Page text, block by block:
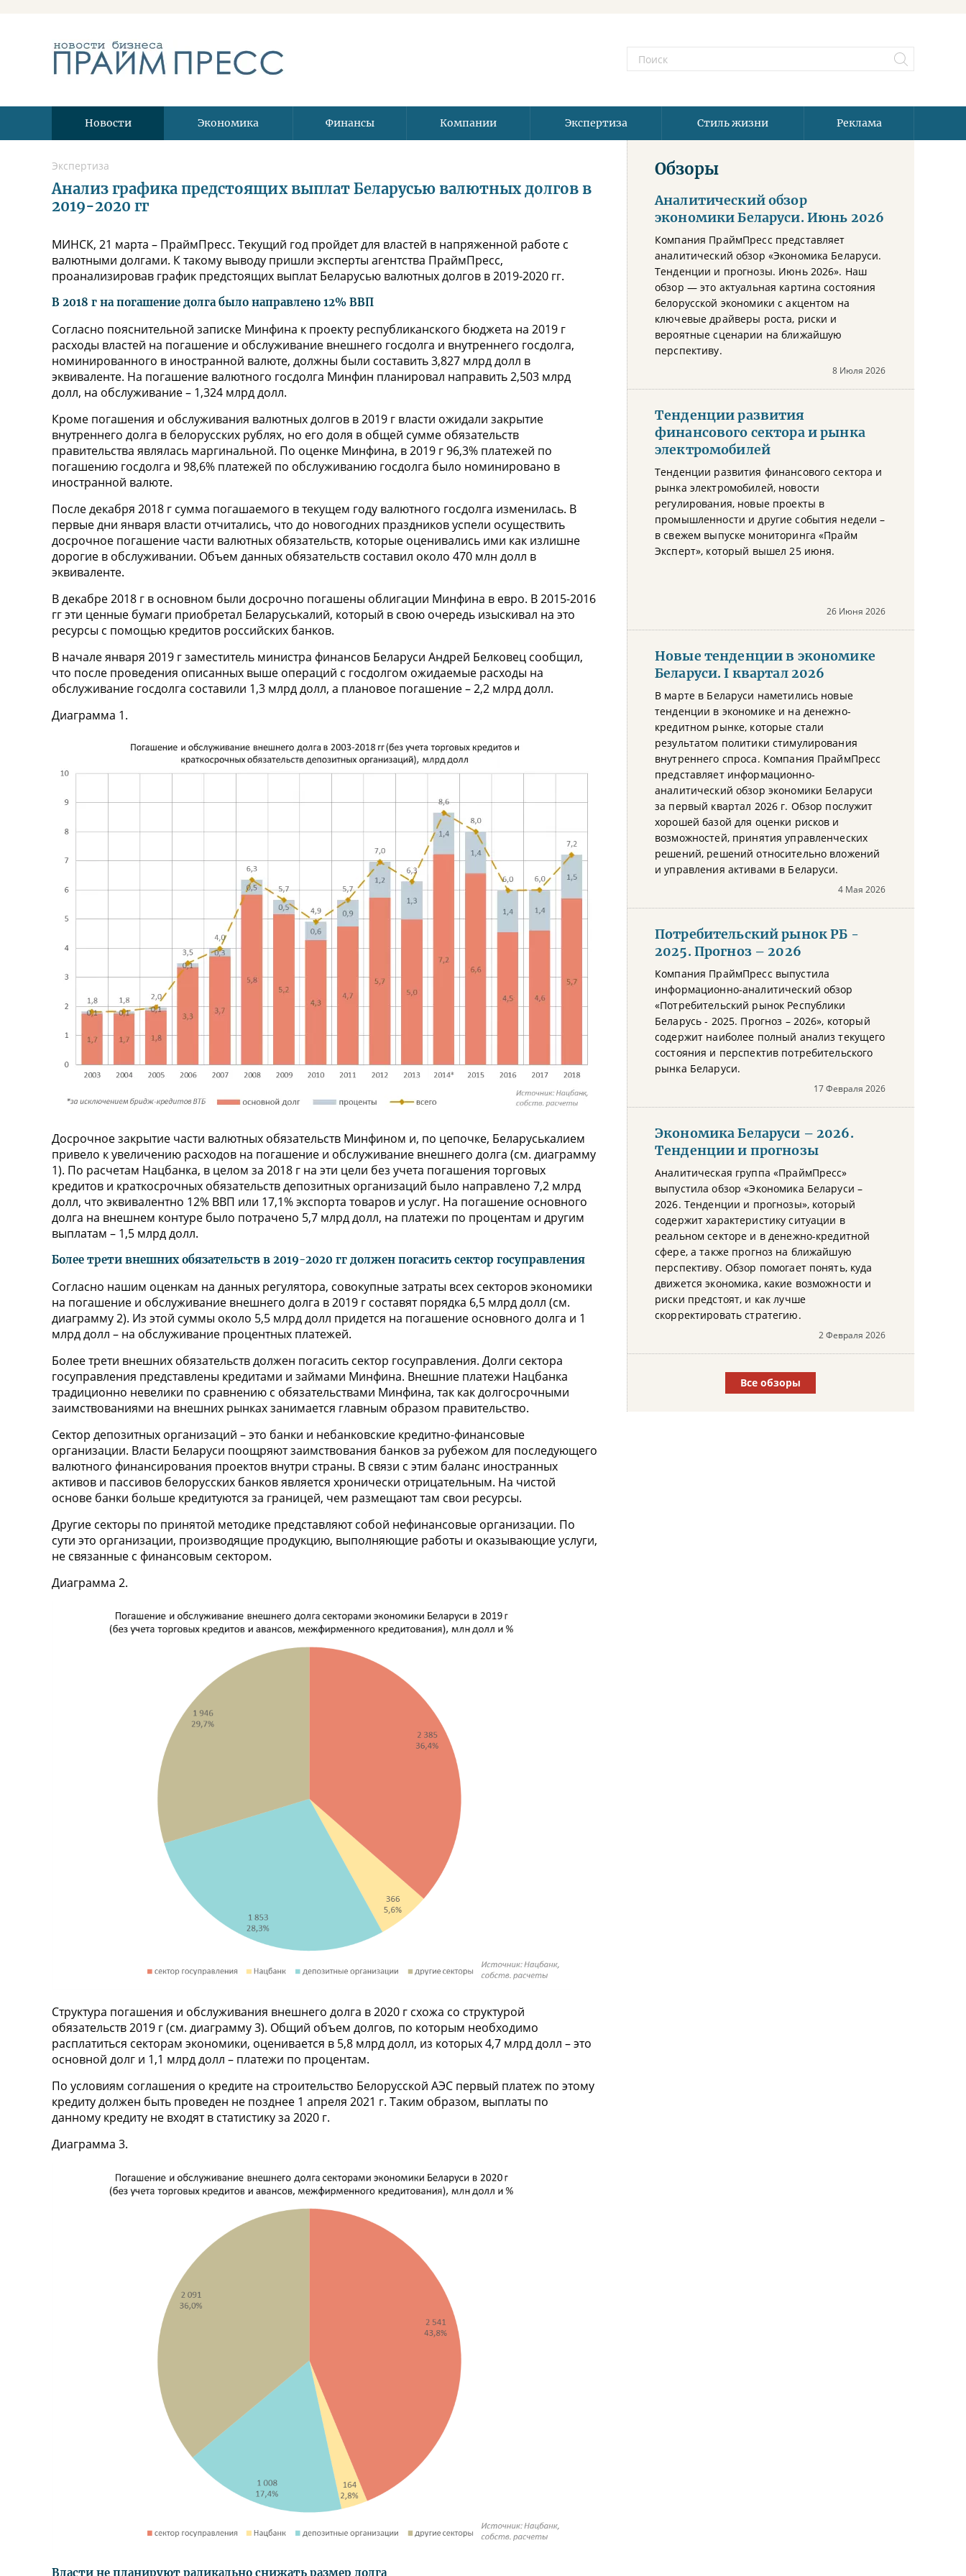
Новости Экономика Финансы Компании Экспертиза Стиль жизни Реклама
Экспертиза
Анализ графика предстоящих выплат Беларусью валютных долгов в
2019-2020 гг
МИНСК, 21 марта – ПраймПресс. Текущий год пройдет для властей в напряженной работе с
валютными долгами. К такому выводу пришли эксперты агентства ПраймПресс,
проанализировав график предстоящих выплат Беларусью валютных долгов в 2019-2020 гг.
В 2018 г на погашение долга было направлено 12% ВВП
Согласно пояснительной записке Минфина к проекту республиканского бюджета на 2019 г
расходы властей на погашение и обслуживание внешнего госдолга и внутреннего госдолга,
номинированного в иностранной валюте, должны были составить 3,827 млрд долл в
эквиваленте. На погашение валютного госдолга Минфин планировал направить 2,503 млрд
долл, на обслуживание – 1,324 млрд долл.
Кроме погашения и обслуживания валютных долгов в 2019 г власти ожидали закрытие
внутреннего долга в белорусских рублях, но его доля в общей сумме обязательств
правительства являлась маргинальной. По оценке Минфина, в 2019 г 96,3% платежей по
погашению госдолга и 98,6% платежей по обслуживанию госдолга было номинировано в
иностранной валюте.
После декабря 2018 г сумма погашаемого в текущем году валютного госдолга изменилась. В
первые дни января власти отчитались, что до новогодних праздников успели осуществить
досрочное погашение части валютных обязательств, которые оценивались ими как излишне
дорогие в обслуживании. Объем данных обязательств составил около 470 млн долл в
эквиваленте.
В декабре 2018 г в основном были досрочно погашены облигации Минфина в евро. В 2015-2016
гг эти ценные бумаги приобретал Беларуськалий, который в свою очередь изыскивал на это
ресурсы с помощью кредитов российских банков.
В начале января 2019 г заместитель министра финансов Беларуси Андрей Белковец сообщил,
что после проведения описанных выше операций с госдолгом ожидаемые расходы на
обслуживание госдолга составили 1,3 млрд долл, а плановое погашение – 2,2 млрд долл.
Диаграмма 1.
Досрочное закрытие части валютных обязательств Минфином и, по цепочке, Беларуськалием
привело к увеличению расходов на погашение и обслуживание внешнего долга (см. диаграмму
1). По расчетам Нацбанка, в целом за 2018 г на эти цели без учета погашения торговых
кредитов и краткосрочных обязательств депозитных организаций было направлено 7,2 млрд
долл, что эквивалентно 12% ВВП или 17,1% экспорта товаров и услуг. На погашение основного
долга на внешнем контуре было потрачено 5,7 млрд долл, на платежи по процентам и другим
выплатам – 1,5 млрд долл.
Более трети внешних обязательств в 2019-2020 гг должен погасить сектор госуправления
Согласно нашим оценкам на данных регулятора, совокупные затраты всех секторов экономики
на погашение и обслуживание внешнего долга в 2019 г составят порядка 6,5 млрд долл (см.
диаграмму 2). Из этой суммы около 5,5 млрд долл придется на погашение основного долга и 1
млрд долл – на обслуживание процентных платежей.
Более трети внешних обязательств должен погасить сектор госуправления. Долги сектора
госуправления представлены кредитами и займами Минфина. Внешние платежи Нацбанка
традиционно невелики по сравнению с обязательствами Минфина, так как долгосрочными
заимствованиями на внешних рынках занимается главным образом правительство.
Сектор депозитных организаций – это банки и небанковские кредитно-финансовые
организации. Власти Беларуси поощряют заимствования банков за рубежом для последующего
валютного финансирования проектов внутри страны. В связи с этим баланс иностранных
активов и пассивов белорусских банков является хронически отрицательным. На чистой
основе банки больше кредитуются за границей, чем размещают там свои ресурсы.
Другие секторы по принятой методике представляют собой нефинансовые организации. По
сути это организации, производящие продукцию, выполняющие работы и оказывающие услуги,
не связанные с финансовым сектором.
Диаграмма 2.
Структура погашения и обслуживания внешнего долга в 2020 г схожа со структурой
обязательств 2019 г (см. диаграмму 3). Общий объем долгов, по которым необходимо
расплатиться секторам экономики, оценивается в 5,8 млрд долл, из которых 4,7 млрд долл – это
основной долг и 1,1 млрд долл – платежи по процентам.
По условиям соглашения о кредите на строительство Белорусской АЭС первый платеж по этому
кредиту должен быть проведен не позднее 1 апреля 2021 г. Таким образом, выплаты по
данному кредиту не входят в статистику за 2020 г.
Диаграмма 3.
Власти не планируют радикально снижать размер долга
Обзоры
Аналитический обзор
экономики Беларуси. Июнь 2026
Компания ПраймПресс представляет
аналитический обзор «Экономика Беларуси.
Тенденции и прогнозы. Июнь 2026». Наш
обзор — это актуальная картина состояния
белорусской экономики с акцентом на
ключевые драйверы роста, риски и
вероятные сценарии на ближайшую
перспективу.
8 Июля 2026
Тенденции развития
финансового сектора и рынка
электромобилей
Тенденции развития финансового сектора и
рынка электромобилей, новости
регулирования, новые проекты в
промышленности и другие события недели –
в свежем выпуске мониторинга «Прайм
Эксперт», который вышел 25 июня.
26 Июня 2026
Новые тенденции в экономике
Беларуси. I квартал 2026
В марте в Беларуси наметились новые
тенденции в экономике и на денежно-
кредитном рынке, которые стали
результатом политики стимулирования
внутреннего спроса. Компания ПраймПресс
представляет информационно-
аналитический обзор экономики Беларуси
за первый квартал 2026 г. Обзор послужит
хорошей базой для оценки рисков и
возможностей, принятия управленческих
решений, решений относительно вложений
и управления активами в Беларуси.
4 Мая 2026
Потребительский рынок РБ -
2025. Прогноз – 2026
Компания ПраймПресс выпустила
информационно-аналитический обзор
«Потребительский рынок Республики
Беларусь - 2025. Прогноз – 2026», который
содержит наиболее полный анализ текущего
состояния и перспектив потребительского
рынка Беларуси.
17 Февраля 2026
Экономика Беларуси – 2026.
Тенденции и прогнозы
Аналитическая группа «ПраймПресс»
выпустила обзор «Экономика Беларуси –
2026. Тенденции и прогнозы», который
содержит характеристику ситуации в
реальном секторе и в денежно-кредитной
сфере, а также прогноз на ближайшую
перспективу. Обзор помогает понять, куда
движется экономика, какие возможности и
риски предстоят, и как лучше
скорректировать стратегию.
2 Февраля 2026
Все обзоры